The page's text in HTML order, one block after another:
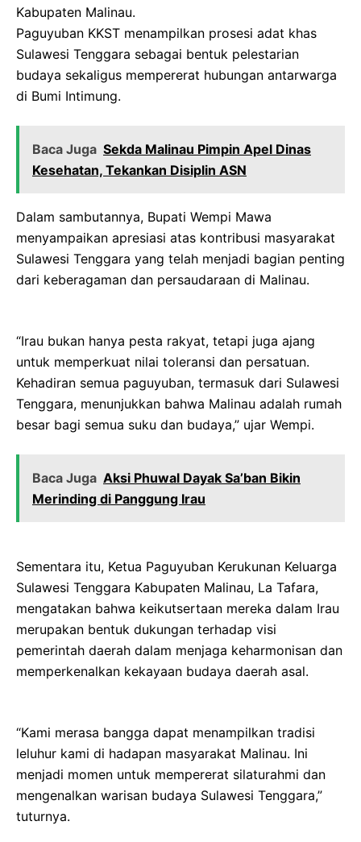
Kabupaten Malinau.
Paguyuban KKST menampilkan prosesi adat khas
Sulawesi Tenggara sebagai bentuk pelestarian
budaya sekaligus mempererat hubungan antarwarga
di Bumi Intimung.
Baca Juga Sekda Malinau Pimpin Apel Dinas
Kesehatan, Tekankan Disiplin ASN
Dalam sambutannya, Bupati Wempi Mawa
menyampaikan apresiasi atas kontribusi masyarakat
Sulawesi Tenggara yang telah menjadi bagian penting
dari keberagaman dan persaudaraan di Malinau.
“Irau bukan hanya pesta rakyat, tetapi juga ajang
untuk memperkuat nilai toleransi dan persatuan.
Kehadiran semua paguyuban, termasuk dari Sulawesi
Tenggara, menunjukkan bahwa Malinau adalah rumah
besar bagi semua suku dan budaya,” ujar Wempi.
Baca Juga Aksi Phuwal Dayak Sa’ban Bikin
Merinding di Panggung Irau
Sementara itu, Ketua Paguyuban Kerukunan Keluarga
Sulawesi Tenggara Kabupaten Malinau, La Tafara,
mengatakan bahwa keikutsertaan mereka dalam Irau
merupakan bentuk dukungan terhadap visi
pemerintah daerah dalam menjaga keharmonisan dan
memperkenalkan kekayaan budaya daerah asal.
“Kami merasa bangga dapat menampilkan tradisi
leluhur kami di hadapan masyarakat Malinau. Ini
menjadi momen untuk mempererat silaturahmi dan
mengenalkan warisan budaya Sulawesi Tenggara,”
tuturnya.